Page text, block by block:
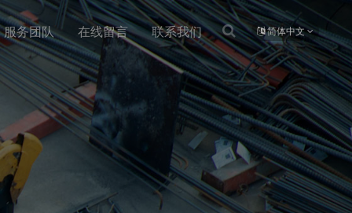
简体中文
服务团队 在线留言 联系我们